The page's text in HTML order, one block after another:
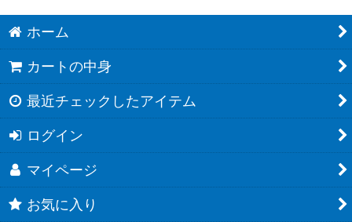
ホーム
カートの中身
最近チェックしたアイテム
ログイン
マイページ
お気に入り